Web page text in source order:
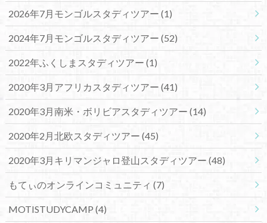
2026年7月モンゴルスタディツアー (1)
2024年7月モンゴルスタディツアー (52)
2022年ふくしまスタディツアー (1)
2020年3月アフリカスタディツアー (41)
2020年3月南米・ボリビアスタディツアー (14)
2020年2月北欧スタディツアー (45)
2020年3月キリマンジャロ登山スタディツアー (48)
もてぃのオンラインコミュニティ (7)
MOTISTUDYCAMP (4)